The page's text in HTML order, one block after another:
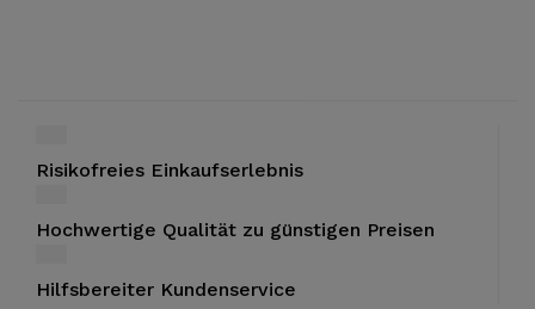
Risikofreies Einkaufserlebnis
Hochwertige Qualität zu günstigen Preisen
Hilfsbereiter Kundenservice